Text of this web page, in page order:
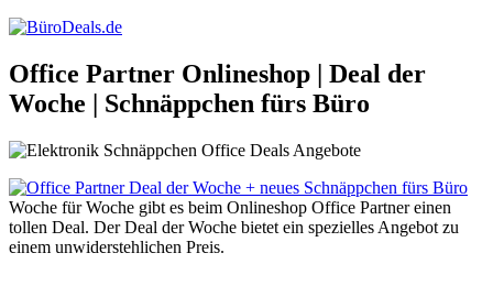
Office Partner Onlineshop | Deal der
Woche | Schnäppchen fürs Büro
Woche für Woche gibt es beim Onlineshop Office Partner einen
tollen Deal. Der Deal der Woche bietet ein spezielles Angebot zu
einem unwiderstehlichen Preis.